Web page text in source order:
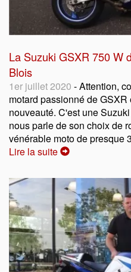
La Suzuki GSXR 750 W
Blois
1er juillet 2020 - Attention,
motard passionné de
nouveauté. C'est une
nous parle de son choix de
vénérable moto de presque
Lire la suite